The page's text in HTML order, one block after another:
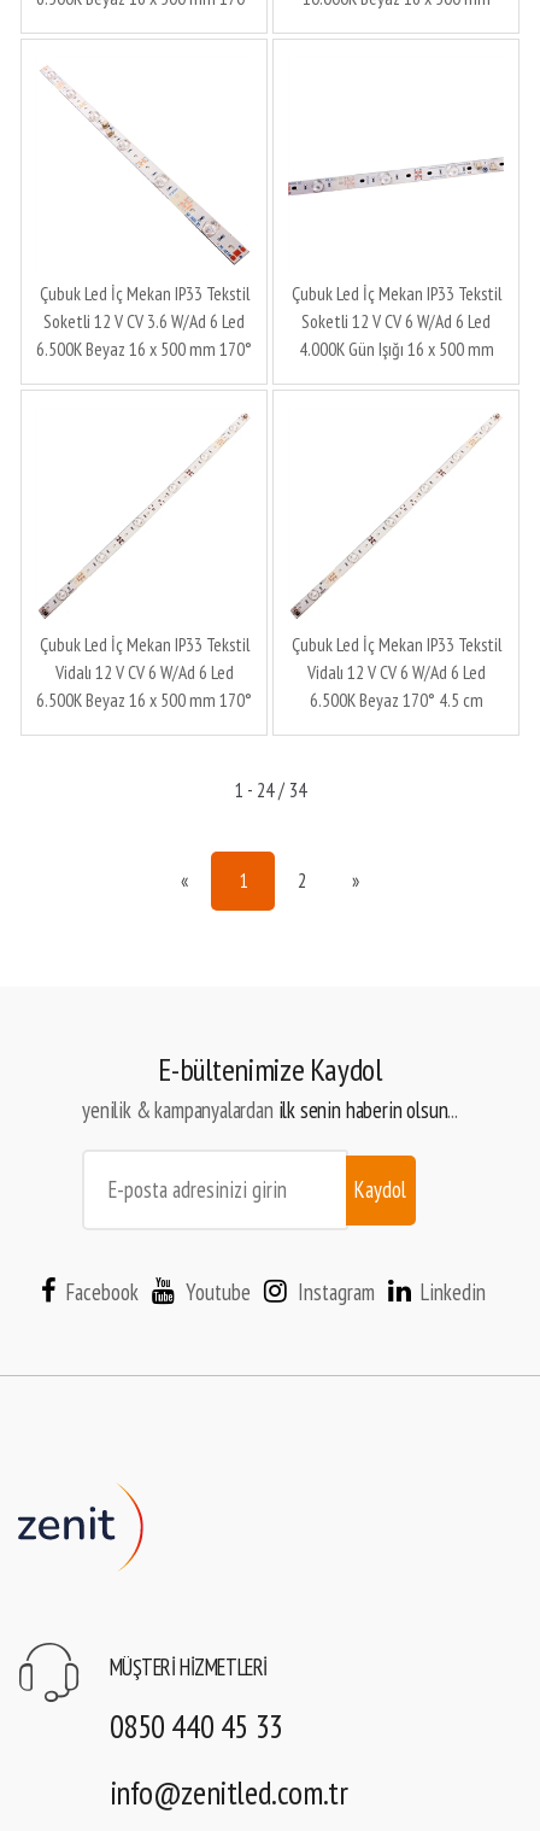
Çubuk Led İç Mekan IP33 Tekstil
Soketli 12 V CV 3.6 W/Ad 6 Led
6.500K Beyaz 16 x 500 mm 170°
Çubuk Led İç Mekan IP33 Tekstil
Soketli 12 V CV 6 W/Ad 6 Led
4.000K Gün Işığı 16 x 500 mm
Çubuk Led İç Mekan IP33 Tekstil
Vidalı 12 V CV 6 W/Ad 6 Led
6.500K Beyaz 16 x 500 mm 170°
Çubuk Led İç Mekan IP33 Tekstil
Vidalı 12 V CV 6 W/Ad 6 Led
6.500K Beyaz 170° 4.5 cm
1 - 24 / 34
« 1 2 »
E-bültenimize Kaydol
yenilik & kampanyalardan ilk senin haberin olsun...
Kaydol
Facebook Youtube Instagram Linkedin
MÜŞTERI HIZMETLERI
0850 440 45 33
info@zenitled.com.tr